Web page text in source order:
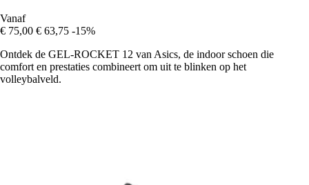
Vanaf
€ 75,00 € 63,75 -15%
Ontdek de GEL-ROCKET 12 van Asics, de indoor schoen die
comfort en prestaties combineert om uit te blinken op het
volleybalveld.